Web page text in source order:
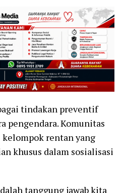
tindakan preventif
pengendara. Komunitas
kelompok rentan yang
khusus dalam sosialisasi
tanggung jawab kita